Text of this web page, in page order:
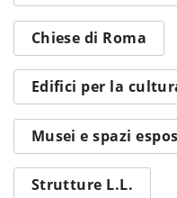
Chiese di Roma
Edifici per la
Musei e spazi
Strutture L.L.